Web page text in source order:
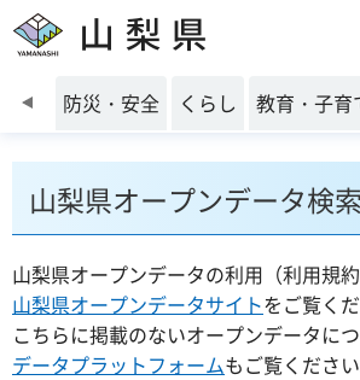
山梨県
前のスライドを表示
防災・安全 くらし 教育・子育
山梨県オープンデータ検索
山梨県オープンデータの利用（利用規約
山梨県オープンデータサイトをご覧くだ
こちらに掲載のないオープンデータにつ
データプラットフォームもご覧ください